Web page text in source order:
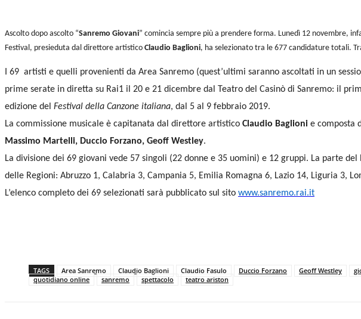
Ascolto dopo ascolto “Sanremo Giovani” comincia sempre più a prendere forma. Lunedì 12 novembre,
Festival, presieduta dal direttore artistico Claudio Baglioni, ha selezionato tra le 677 candidature totali.
I 69 artisti e quelli provenienti da Area Sanremo (quest’ultimi saranno ascoltati in un
prime serate in diretta su Rai1 il 20 e 21 dicembre dal Teatro del Casinò di Sanremo: il
edizione del Festival della Canzone italiana, dal 5 al 9 febbraio 2019.
La commissione musicale è capitanata dal direttore artistico Claudio Baglioni e composta
Massimo Martelli, Duccio Forzano, Geoff Westley.
La divisione dei 69 giovani vede 57 singoli (22 donne e 35 uomini) e 12 gruppi. La parte
delle Regioni: Abruzzo 1, Calabria 3, Campania 5, Emilia Romagna 6, Lazio 14, Liguria 3,
L’elenco completo dei 69 selezionati sarà pubblicato sul sito www.sanremo.rai.it
TAGS Area Sanremo Claudio Baglioni Claudio Fasulo Duccio Forzano Geoff Westley
quotidiano online
sanremo spettacolo teatro ariston